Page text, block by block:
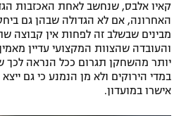
תקנון פעילות ספורט 1
רשיון להקרנה פומבית לבית עסק
הצטרפות לחבילת הערוצים
קאיו אלבס, שנחשב לאחת האכזבות
האחרונה, אם לא הגדולה שבהן גם
מבינים שבשלב זה לפחות אין קבוצה
והעובדה שהצוות המקצועי עדיין
יותר מהשחקן תגרום ככל הנראה לכך
במדי הירוקים ולא מן הנמנע כי גם
אישרו במועדון.